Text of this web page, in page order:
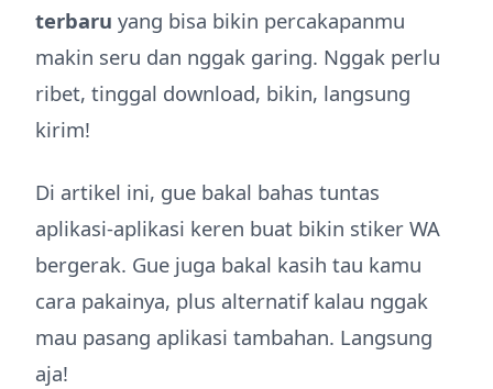
terbaru yang bisa bikin percakapanmu
makin seru dan nggak garing. Nggak perlu
ribet, tinggal download, bikin, langsung
kirim!
Di artikel ini, gue bakal bahas tuntas
aplikasi-aplikasi keren buat bikin stiker WA
bergerak. Gue juga bakal kasih tau kamu
cara pakainya, plus alternatif kalau nggak
mau pasang aplikasi tambahan. Langsung
aja!